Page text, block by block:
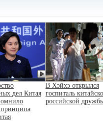
дел Китая
В Хэйхэ открылся
госпиталь
российской